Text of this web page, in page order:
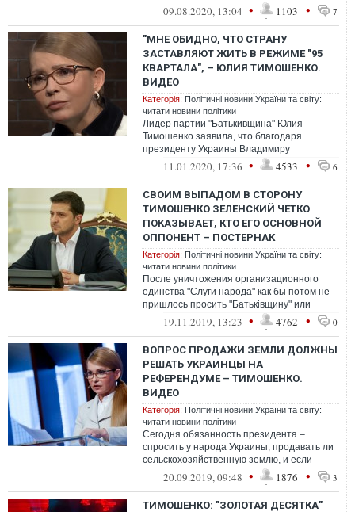
местных выборах. В субботу представила
09.08.2020, 13:04 • 1103 • 7
"МНЕ ОБИДНО, ЧТО СТРАНУ
ЗАСТАВЛЯЮТ ЖИТЬ В РЕЖИМЕ "95
КВАРТАЛА", – ЮЛИЯ ТИМОШЕНКО.
ВИДЕО
Категорія: Політичні новини України та світу:
читати новини політики
Лидер партии "Батькивщина" Юлия
Тимошенко заявила, что благодаря
президенту Украины Владимиру
Зеленскому страна живёт в режиме
юмористической студии "...
11.01.2020, 17:36 • 4533 • 6
СВОИМ ВЫПАДОМ В СТОРОНУ
ТИМОШЕНКО ЗЕЛЕНСКИЙ ЧЕТКО
ПОКАЗЫВАЕТ, КТО ЕГО ОСНОВНОЙ
ОППОНЕНТ – ПОСТЕРНАК
Категорія: Політичні новини України та світу:
читати новини політики
После уничтожения организационного
единства "Слуги народа" как бы потом не
пришлось просить "Батьківщину" или
"Голос" войти в коалицию.
19.11.2019, 13:23 • 4762 • 0
ВОПРОС ПРОДАЖИ ЗЕМЛИ ДОЛЖНЫ
РЕШАТЬ УКРАИНЦЫ НА
РЕФЕРЕНДУМЕ – ТИМОШЕНКО.
ВИДЕО
Категорія: Політичні новини України та світу:
читати новини політики
Сегодня обязанность президента –
спросить у народа Украины, продавать ли
сельскохозяйственную землю, и если
продавать, то кому.
20.09.2019, 09:48 • 1876 • 3
ТИМОШЕНКО: "ЗОЛОТАЯ ДЕСЯТКА"